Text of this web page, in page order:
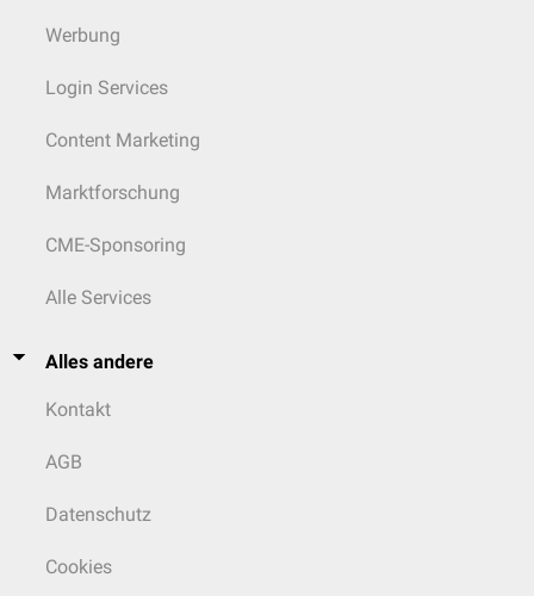
Werbung
Login Services
Content Marketing
Marktforschung
CME-Sponsoring
Alle Services
Alles andere
Kontakt
AGB
Datenschutz
Cookies